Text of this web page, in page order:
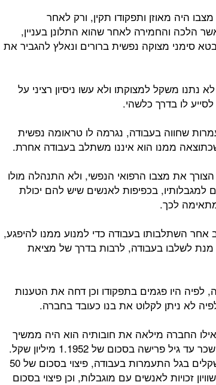
היה מאוזן ותפקודו תקין, ורק לאחר
הלכה והחמירה לאחר שהוא התלונן בעניין,
סימני מצוקה נפשית ברורים ונאלץ להגביר את
נתנו משקל למצוקתו ולא עשו ניסיון רציני על
לו בדרך כלשהי.
שחווה בעבודה, נגרמה לו טראומה נפשית
ממנו הוא איננו משתלב בעבודה אחרת.
את מצבו הרפואי הנפשי, ולא התנהלה מולו
למגבלותיו, בכפיפות לאנשים שיש להם יכולת
לכך.
השתלבותו בעבודה כדי למנוע ממנו להיפגע,
לשלבו בעבודה, לרבות בדרך של מציאת
היו פגמים בתפקודו וכן דחה את הטענות
לא ניתן לקלוט את בנו כעובד בחברה.
החברה מילאה את חובותיה הוא היה ממשיך
לעבוד עד גיל פרישה, הוא תבע תשלום שכר עד גיל פרישה בסכום של 1.1952 מיליון שקל.
בנוסף תבע פיצוי בסכום של 100 אלף שקלים בגל התעמרות בעבודה, פיצוי בסכום של 50
זכויות לאנשים עם מוגבלות, וכן פיצוי בסכום